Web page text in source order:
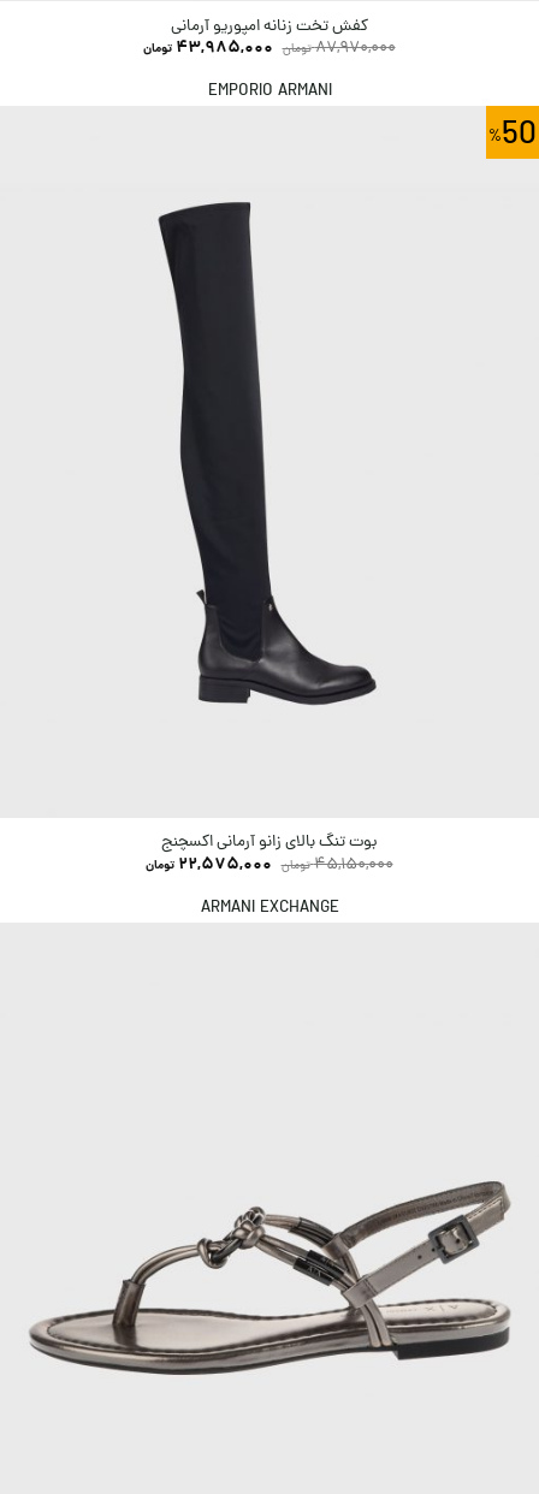
کفش تخت زنانه امپوریو آرمانی
87,970,000 تومان 43,985,000 تومان
EMPORIO ARMANI
50
بوت تنگ بالای زانو آرمانی اکسچنج
45,150,000 تومان 22,575,000 تومان
ARMANI EXCHANGE